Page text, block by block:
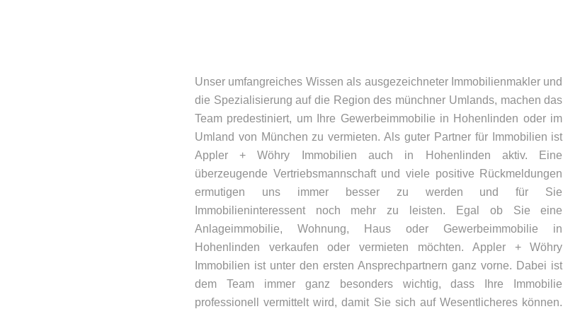
Unser umfangreiches Wissen als ausgezeichneter Immobilienmakler und
die Spezialisierung auf die Region des münchner Umlands, machen das
Team predestiniert, um Ihre Gewerbeimmobilie in Hohenlinden oder im
Umland von München zu vermieten. Als guter Partner für Immobilien ist
Appler + Wöhry Immobilien auch in Hohenlinden aktiv. Eine
überzeugende Vertriebsmannschaft und viele positive Rückmeldungen
ermutigen uns immer besser zu werden und für Sie
Immobilieninteressent noch mehr zu leisten. Egal ob Sie eine
Anlageimmobilie, Wohnung, Haus oder Gewerbeimmobilie in
Hohenlinden verkaufen oder vermieten möchten. Appler + Wöhry
Immobilien ist unter den ersten Ansprechpartnern ganz vorne. Dabei ist
dem Team immer ganz besonders wichtig, dass Ihre Immobilie
professionell vermittelt wird, damit Sie sich auf Wesentlicheres können.